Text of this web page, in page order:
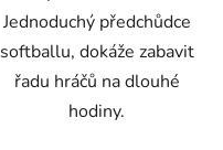
Jednoduchý předchůdce
softballu, dokáže zabavit
řadu hráčů na dlouhé
hodiny.